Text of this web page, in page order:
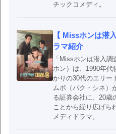
チックコメディ。
【 Missホンは潜
ラマ紹介
「Missホンは潜入
ホン）は、1990年代
かりの30代のエリー
ムボ（パク・シネ）
る証券会社に、20歳
ことから繰り広げら
メディドラマ。